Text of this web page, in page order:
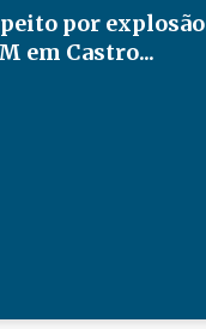
por explosão
em Castro...